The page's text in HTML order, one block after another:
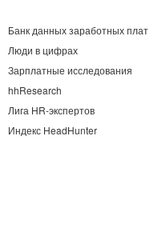
Банк данных заработных плат
Люди в цифрах
Зарплатные исследования
hhResearch
Лига HR-экспертов
Индекс HeadHunter